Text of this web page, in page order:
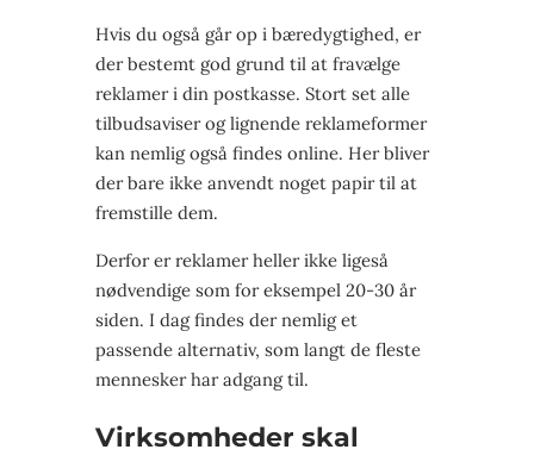
Hvis du også går op i bæredygtighed, er
der bestemt god grund til at fravælge
reklamer i din postkasse. Stort set alle
tilbudsaviser og lignende reklameformer
kan nemlig også findes online. Her bliver
der bare ikke anvendt noget papir til at
fremstille dem.
Derfor er reklamer heller ikke ligeså
nødvendige som for eksempel 20-30 år
siden. I dag findes der nemlig et
passende alternativ, som langt de fleste
mennesker har adgang til.
Virksomheder skal